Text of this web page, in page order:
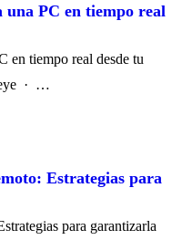
PC en tiempo real
en tiempo real desde tu
· …
Estrategias para
para garantizarla